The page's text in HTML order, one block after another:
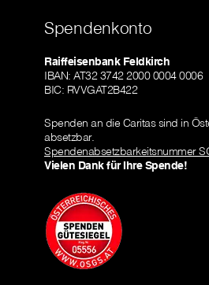
Spendenkonto
Raiffeisenbank Feldkirch
IBAN: AT32 3742 2000 0004 0006
BIC: RVVGAT2B422
Spenden an die Caritas sind in
absetzbar.
Spendenabsetzbarkeitsnummer
Vielen Dank für Ihre Spende!